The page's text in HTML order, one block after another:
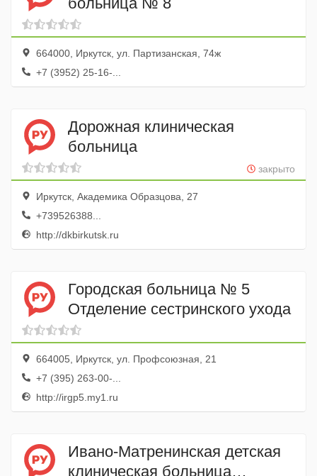
664000, Иркутск, ул. Партизанская, 74ж
+7 (3952) 25-16-...
Дорожная клиническая
больница
закрыто
Иркутск, Академика Образцова, 27
+739526388...
http://dkbirkutsk.ru
Городская больница № 5
Отделение сестринского ухода
664005, Иркутск, ул. Профсоюзная, 21
+7 (395) 263-00-...
http://irgp5.my1.ru
Ивано-Матренинская детская
клиническая больница